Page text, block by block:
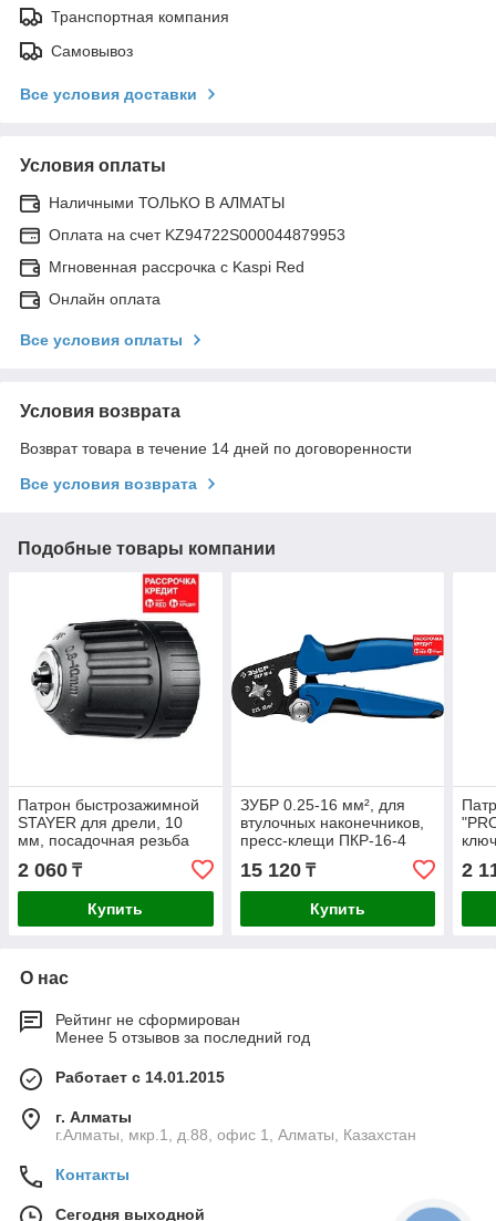
Транспортная компания
Самовывоз
Все условия доставки
Условия оплаты
Наличными ТОЛЬКО В АЛМАТЫ
Оплата на счет KZ94722S000044879953
Мгновенная рассрочка с Kaspi Red
Онлайн оплата
Все условия оплаты
Условия возврата
Возврат товара в течение 14 дней по договоренности
Все условия возврата
Подобные товары компании
Патрон быстрозажимной
STAYER для дрели, 10
мм, посадочная резьба
пластиковый корпус
2 060 ₸
Купить
ЗУБР 0.25-16 мм², для
втулочных наконечников,
пресс-клещи ПКР-16-4
15 120₸
Купить
2
О нас
Рейтинг не сформирован
Менее 5 отзывов за последний год
Работает с 14.01.2015
г. Алматы
г.Алматы, мкр.1, д.88, офис 1, Алматы, Казахстан
Контакты
Сегодня выходной